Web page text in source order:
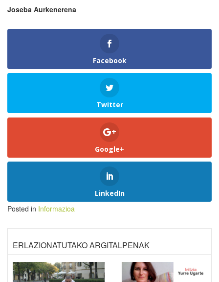
Joseba Aurkenerena
Facebook
Twitter
Google+
LinkedIn
Posted in Informazioa
ERLAZIONATUTAKO ARGITALPENAK